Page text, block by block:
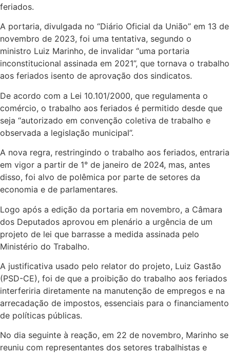
feriados.
A portaria, divulgada no “Diário Oficial da União” em 13 de
novembro de 2023, foi uma tentativa, segundo o
ministro Luiz Marinho, de invalidar “uma portaria
inconstitucional assinada em 2021”, que tornava o trabalho
aos feriados isento de aprovação dos sindicatos.
De acordo com a Lei 10.101/2000, que regulamenta o
comércio, o trabalho aos feriados é permitido desde que
seja “autorizado em convenção coletiva de trabalho e
observada a legislação municipal”.
A nova regra, restringindo o trabalho aos feriados, entraria
em vigor a partir de 1° de janeiro de 2024, mas, antes
disso, foi alvo de polêmica por parte de setores da
economia e de parlamentares.
Logo após a edição da portaria em novembro, a Câmara
dos Deputados aprovou em plenário a urgência de um
projeto de lei que barrasse a medida assinada pelo
Ministério do Trabalho.
A justificativa usado pelo relator do projeto, Luiz Gastão
(PSD-CE), foi de que a proibição do trabalho aos feriados
interferiria diretamente na manutenção de empregos e na
arrecadação de impostos, essenciais para o financiamento
de políticas públicas.
No dia seguinte à reação, em 22 de novembro, Marinho se
reuniu com representantes dos setores trabalhistas e